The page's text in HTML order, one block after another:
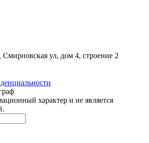
Смирновская ул, дом 4, строение 2
характер и не является